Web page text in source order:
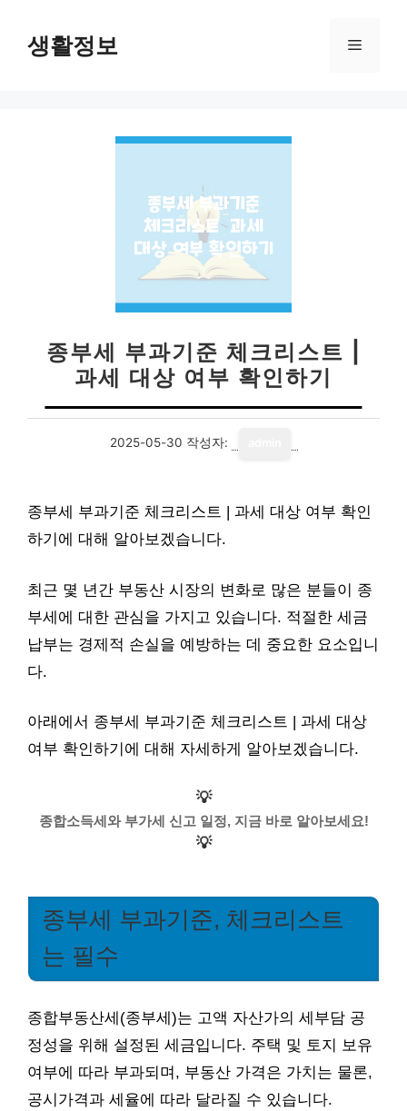
생활정보 메
종부세 부과기준 체크리스트 |
과세 대상 여부 확인하기
2025-05-30 작성자:
종부세 부과기준 체크리스트 | 과세 대상 여부 확인
하기에 대해 알아보겠습니다.
최근 몇 년간 부동산 시장의 변화로 많은 분들이 종
부세에 대한 관심을 가지고 있습니다. 적절한 세금
납부는 경제적 손실을 예방하는 데 중요한 요소입니
다.
아래에서 종부세 부과기준 체크리스트 | 과세 대상
여부 확인하기에 대해 자세하게 알아보겠습니다.
💡
종합소득세와 부가세 신고 일정, 지금 바로 알아보세요!
💡
종부세 부과기준, 체크리스트
는 필수
종합부동산세(종부세)는 고액 자산가의 세부담 공
정성을 위해 설정된 세금입니다. 주택 및 토지 보유
여부에 따라 부과되며, 부동산 가격은 가치는 물론,
공시가격과 세율에 따라 달라질 수 있습니다.